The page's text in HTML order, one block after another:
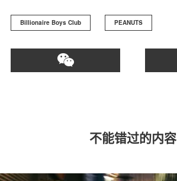
Billionaire Boys Club PEANUTS
不能错过的内容